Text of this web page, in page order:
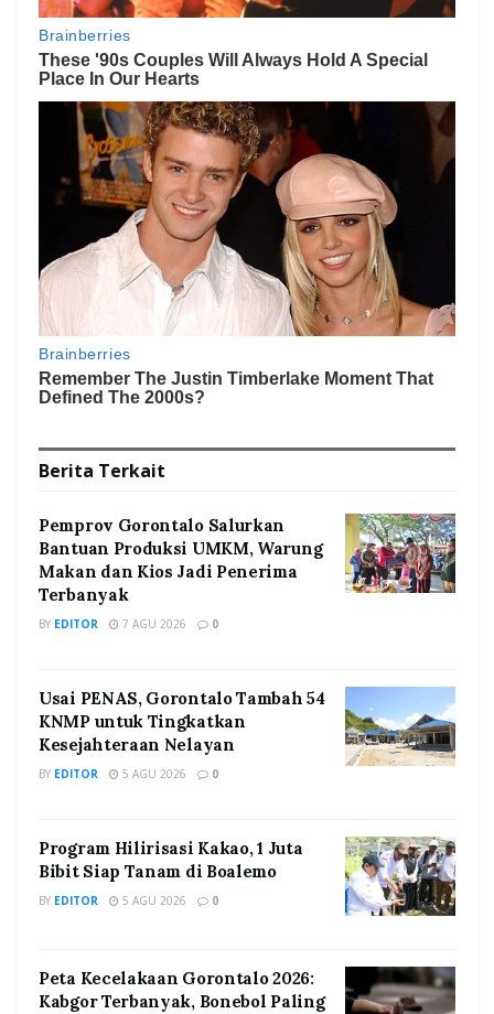
Berita Terkait
Pemprov Gorontalo Salurkan
Bantuan Produksi UMKM, Warung
Makan dan Kios Jadi Penerima
Terbanyak
BY EDITOR 7 AGU 2026 0
Usai PENAS, Gorontalo Tambah 54
KNMP untuk Tingkatkan
Kesejahteraan Nelayan
BY EDITOR 5 AGU 2026 0
Program Hilirisasi Kakao, 1 Juta
Bibit Siap Tanam di Boalemo
BY EDITOR 5 AGU 2026 0
Peta Kecelakaan Gorontalo 2026:
Kabgor Terbanyak, Bonebol Paling